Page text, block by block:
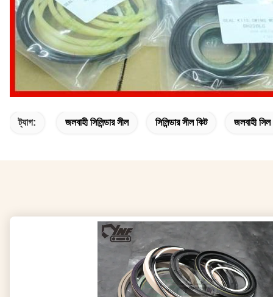
ট্যাগ: জলবাহী সিলিন্ডার সীল সিলিন্ডার সীল কিট জলবাহী সিল